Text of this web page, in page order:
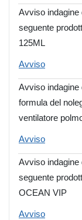
Avviso indagine
seguente
125ML
Avviso
Avviso indagine
formula del
ventilatore
Avviso
Avviso indagine
seguente
OCEAN VIP
Avviso